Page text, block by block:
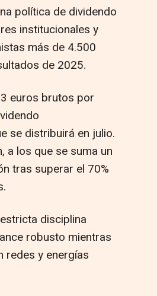
política de dividendo
institucionales y
más de 4.500
de 2025.
euros brutos por
se distribuirá en julio.
a los que se suma un
tras superar el 70%
disciplina
robusto mientras
redes y energías